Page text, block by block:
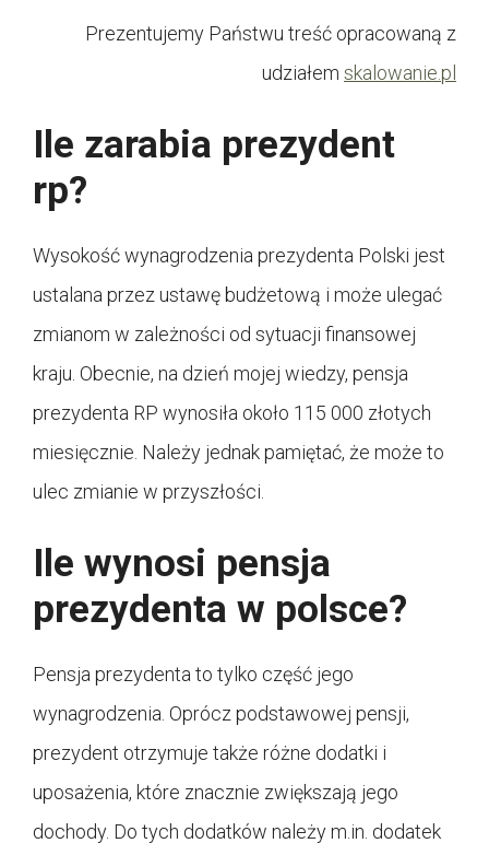
Prezentujemy Państwu treść opracowaną z
udziałem skalowanie.pl
Ile zarabia prezydent
rp?
Wysokość wynagrodzenia prezydenta Polski jest
ustalana przez ustawę budżetową i może ulegać
zmianom w zależności od sytuacji finansowej
kraju. Obecnie, na dzień mojej wiedzy, pensja
prezydenta RP wynosiła około 115 000 złotych
miesięcznie. Należy jednak pamiętać, że może to
ulec zmianie w przyszłości.
Ile wynosi pensja
prezydenta w polsce?
Pensja prezydenta to tylko część jego
wynagrodzenia. Oprócz podstawowej pensji,
prezydent otrzymuje także różne dodatki i
uposażenia, które znacznie zwiększają jego
dochody. Do tych dodatków należy m.in. dodatek